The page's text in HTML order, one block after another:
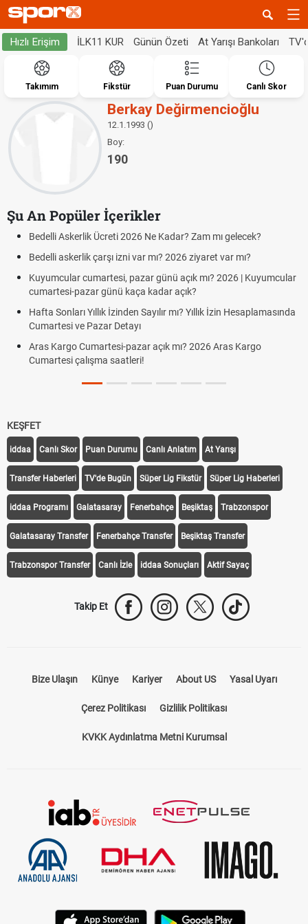
Hızlı Erişim İLK11 KUR Günün Özeti At Yarışı Bankoları
Takımım Fikstür Puan Durumu Canlı Skor
Berkay Değirmencioğlu
12.1.1993 ()
Boy:
190
Şu An Popüler İçerikler
Bedelli Askerlik Ücreti 2026 Ne Kadar? Zam mı gelecek?
Bedelli askerlik çarşı izni var mı? 2026 ziyaret var mı?
Kuyumcular cumartesi, pazar günü açık mı? 2026 | Kuyumcular
cumartesi-pazar günü kaça kadar açık?
Hafta Sonları Yıllık İzinden Sayılır mı? Yıllık İzin Hesaplamasında
Cumartesi ve Pazar Detayı
Aras Kargo Cumartesi-pazar açık mı? 2026 Aras Kargo
Cumartesi çalışma saatleri!
KEŞFET
iddaa Canlı Skor Puan Durumu Canlı Anlatım At Yarışı
Transfer Haberleri TV'de Bugün Süper Lig Fikstür Süper Lig Haberleri
iddaa Programı Galatasaray Fenerbahçe Beşiktaş Trabzonspor
Galatasaray Transfer Fenerbahçe Transfer Beşiktaş Transfer
Trabzonspor Transfer Canlı İzle iddaa Sonuçları Aktif Sayaç
Takip Et
Bize Ulaşın Künye Kariyer About US Yasal Uyarı
Çerez Politikası Gizlilik Politikası
KVKK Aydınlatma Metni Kurumsal